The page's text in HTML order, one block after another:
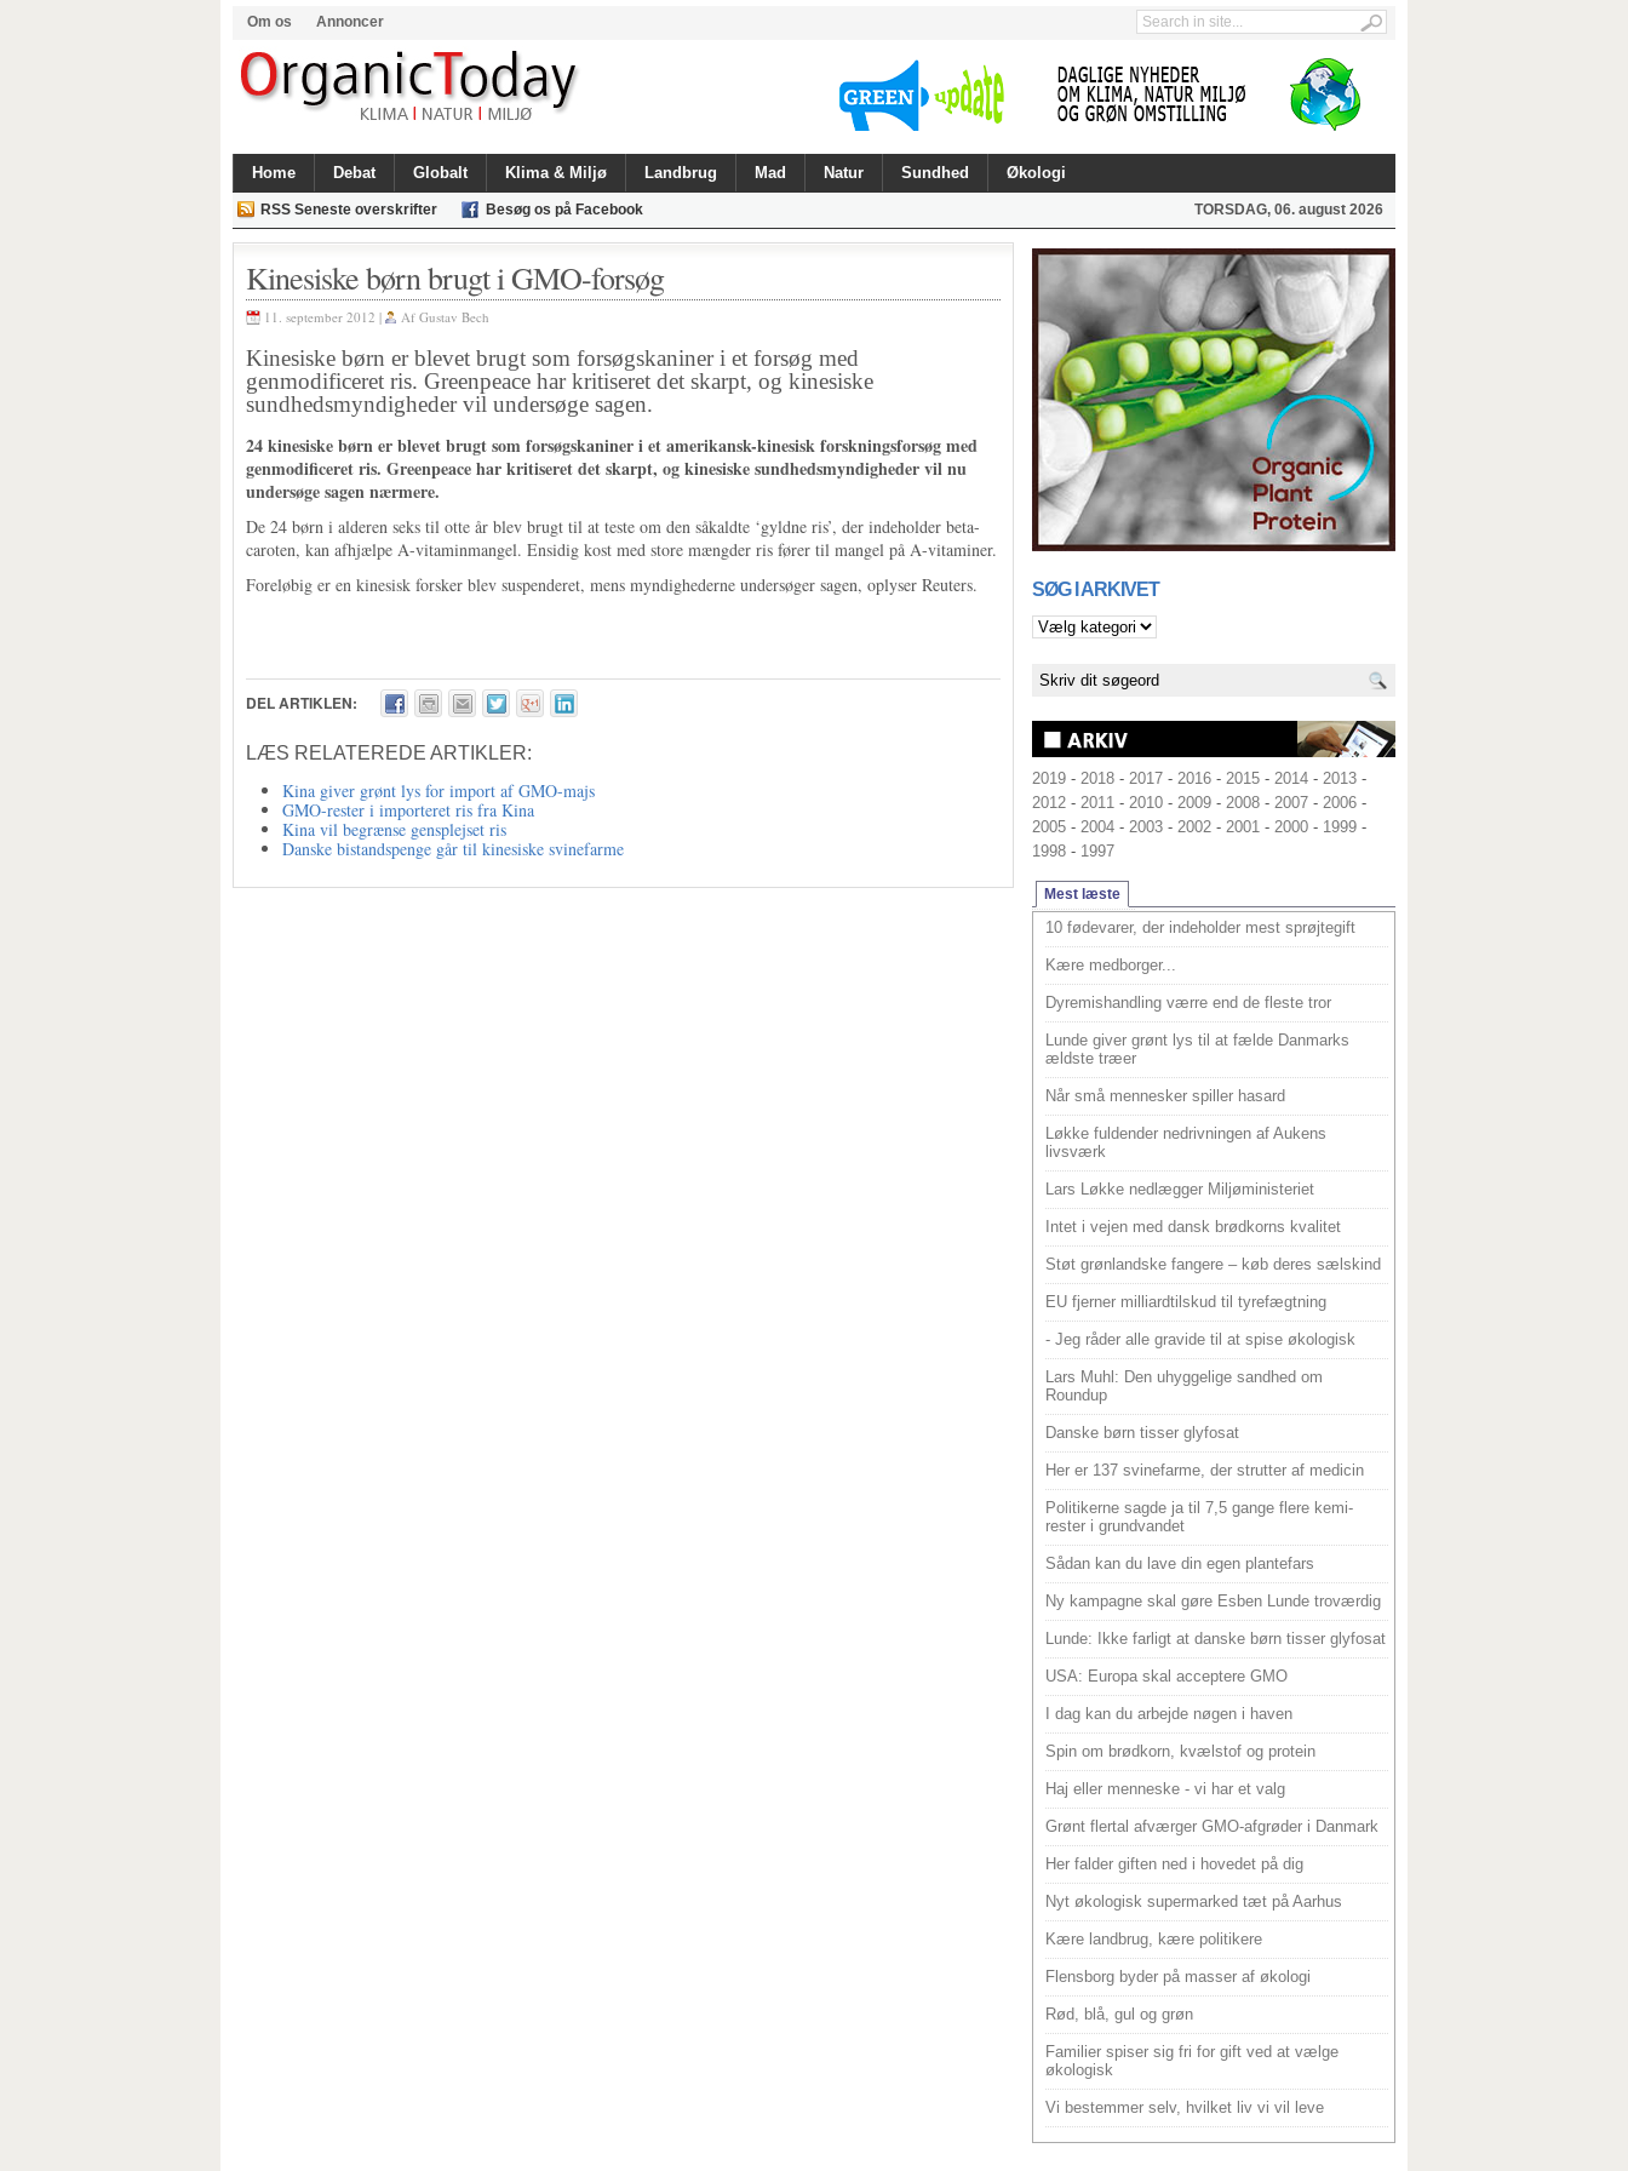
Om os Annoncer
Home Debat Globalt Klima & Miljø Landbrug Mad Natur Sundhed Økologi
RSS Seneste overskrifter Besøg os på Facebook TORSDAG, 06. august 2026
Kinesiske børn brugt i GMO-forsøg
11. september 2012 | Af Gustav Bech
Kinesiske børn er blevet brugt som forsøgskaniner i et forsøg med
genmodificeret ris. Greenpeace har kritiseret det skarpt, og kinesiske
sundhedsmyndigheder vil undersøge sagen.
24 kinesiske børn er blevet brugt som forsøgskaniner i et amerikansk-kinesisk forskningsforsøg med
genmodificeret ris. Greenpeace har kritiseret det skarpt, og kinesiske sundhedsmyndigheder vil nu
undersøge sagen nærmere.
De 24 børn i alderen seks til otte år blev brugt til at teste om den såkaldte ‘gyldne ris’, der indeholder beta-
caroten, kan afhjælpe A-vitaminmangel. Ensidig kost med store mængder ris fører til mangel på A-vitaminer.
Foreløbig er en kinesisk forsker blev suspenderet, mens myndighederne undersøger sagen, oplyser Reuters.
DEL ARTIKLEN:
LÆS RELATEREDE ARTIKLER:
Kina giver grønt lys for import af GMO-majs
GMO-rester i importeret ris fra Kina
Kina vil begrænse gensplejset ris
Danske bistandspenge går til kinesiske svinefarme
SØG I ARKIVET
2019 - 2018 - 2017 - 2016 - 2015 - 2014 - 2013 -
2012 - 2011 - 2010 - 2009 - 2008 - 2007 - 2006 -
2005 - 2004 - 2003 - 2002 - 2001 - 2000 - 1999 -
1998 - 1997
Mest læste
10 fødevarer, der indeholder mest sprøjtegift
Kære medborger...
Dyremishandling værre end de fleste tror
Lunde giver grønt lys til at fælde Danmarks
ældste træer
Når små mennesker spiller hasard
Løkke fuldender nedrivningen af Aukens
livsværk
Lars Løkke nedlægger Miljøministeriet
Intet i vejen med dansk brødkorns kvalitet
Støt grønlandske fangere – køb deres sælskind
EU fjerner milliardtilskud til tyrefægtning
- Jeg råder alle gravide til at spise økologisk
Lars Muhl: Den uhyggelige sandhed om
Roundup
Danske børn tisser glyfosat
Her er 137 svinefarme, der strutter af medicin
Politikerne sagde ja til 7,5 gange flere kemi-
rester i grundvandet
Sådan kan du lave din egen plantefars
Ny kampagne skal gøre Esben Lunde troværdig
Lunde: Ikke farligt at danske børn tisser glyfosat
USA: Europa skal acceptere GMO
I dag kan du arbejde nøgen i haven
Spin om brødkorn, kvælstof og protein
Haj eller menneske - vi har et valg
Grønt flertal afværger GMO-afgrøder i Danmark
Her falder giften ned i hovedet på dig
Nyt økologisk supermarked tæt på Aarhus
Kære landbrug, kære politikere
Flensborg byder på masser af økologi
Rød, blå, gul og grøn
Familier spiser sig fri for gift ved at vælge
økologisk
Vi bestemmer selv, hvilket liv vi vil leve